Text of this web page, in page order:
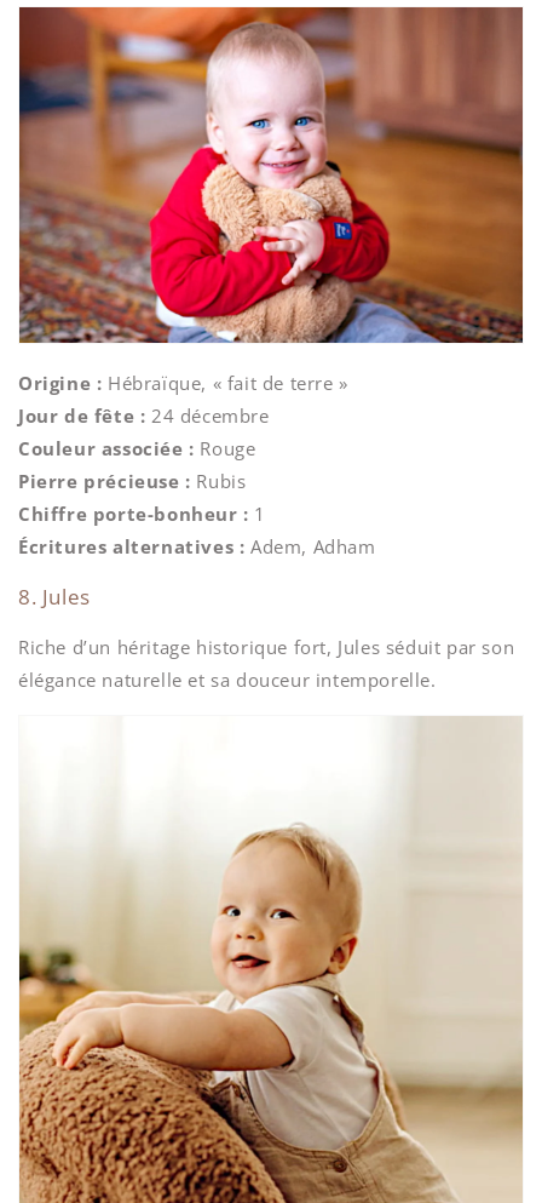
Origine : Hébraïque, « fait de terre »
Jour de fête : 24 décembre
Couleur associée : Rouge
Pierre précieuse : Rubis
Chiffre porte-bonheur : 1
Écritures alternatives : Adem, Adham
8. Jules
Riche d’un héritage historique fort, Jules séduit par son
élégance naturelle et sa douceur intemporelle.